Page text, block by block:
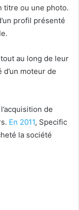
titre ou une photo.
profil présenté
au long de leur
moteur de
de
En 2011, Specific
la société